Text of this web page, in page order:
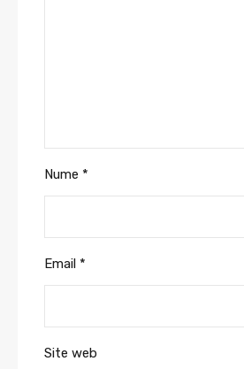
Nume *
Email *
Site web